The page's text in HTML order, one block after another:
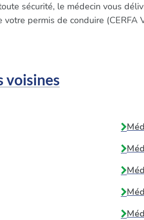
sécurité, le médecin vous
permis de conduire
voisines